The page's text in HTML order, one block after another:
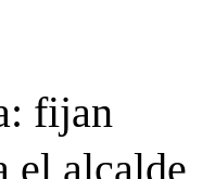
fijan
el alcalde